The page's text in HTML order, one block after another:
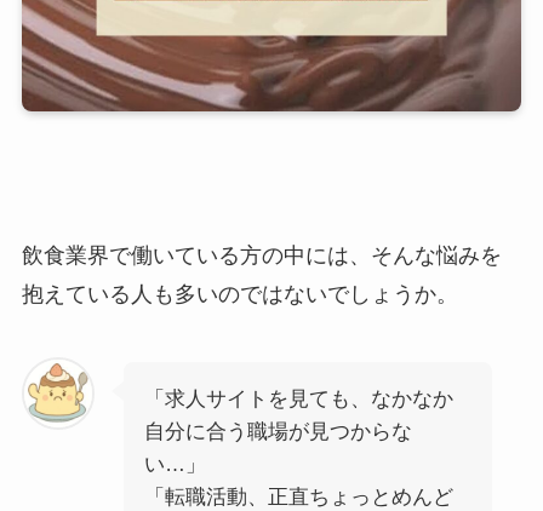
飲食業界で働いている方の中には、そんな悩みを
抱えている人も多いのではないでしょうか。
「求人サイトを見ても、なかなか
自分に合う職場が見つからな
い…」
「転職活動、正直ちょっとめんど